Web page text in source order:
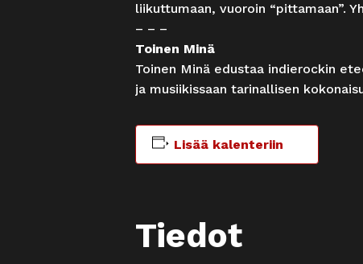
liikuttumaan, vuoroin “pittamaan”.
– – –
Toinen Minä
Toinen Minä edustaa indierockin
ja musiikissaan tarinallisen
Lisää kalenteriin
Tiedot